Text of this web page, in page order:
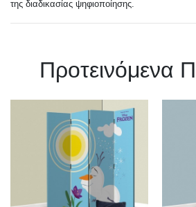
της διαδικασίας ψηφιοποίησης.
Πρoτεινόμενα